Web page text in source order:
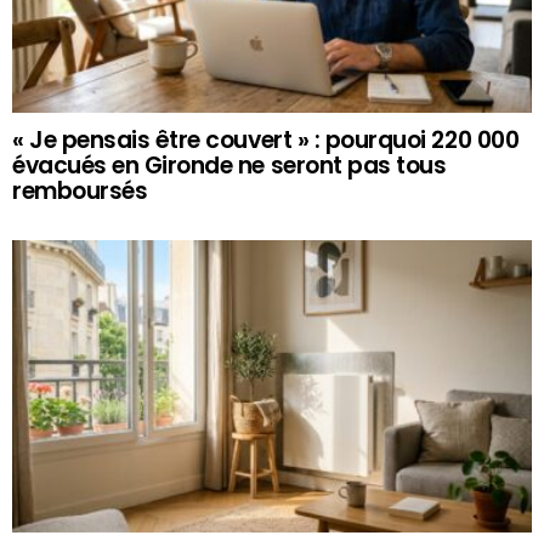
« Je pensais être couvert » : pourquoi 220 000
évacués en Gironde ne seront pas tous
remboursés